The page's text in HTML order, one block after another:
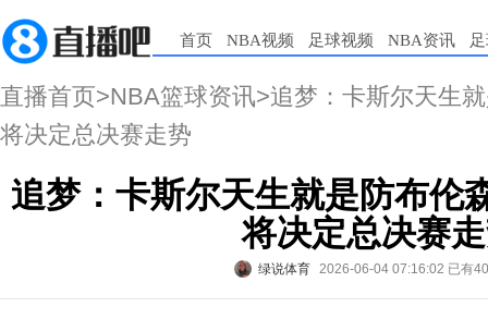
首页 NBA视频 足球视频 NBA资讯
直播首页>NBA篮球资讯>追梦：卡斯尔天生
将决定总决赛走势
追梦：卡斯尔天生就是防布伦
将决定总决赛
绿说体育 2026-06-04 07:16:02 已有